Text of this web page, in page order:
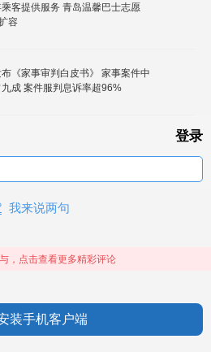
客提供服务 青岛温馨巴士志愿
容
家事审判白皮书》 家事案件中
离婚纠纷占九成 案件服判息诉率超96%
登录
我来说两句
，点击查看更多精彩评论
装手机客户端